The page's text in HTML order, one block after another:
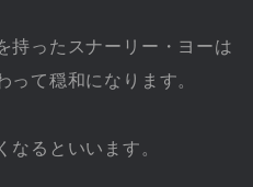
持ったスナーリー・ヨーは
て穏和になります。
なるといいます。